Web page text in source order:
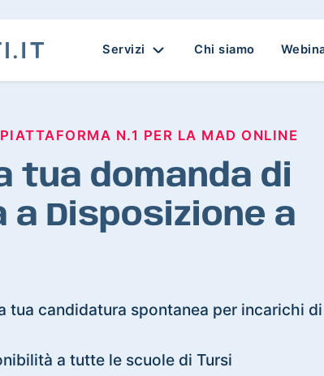
Servizi Chi siamo
N.1 PER LA MAD ONLINE
tua domanda di
a Disposizione a
tua candidatura spontanea per incarichi di
a tutte le scuole di Tursi